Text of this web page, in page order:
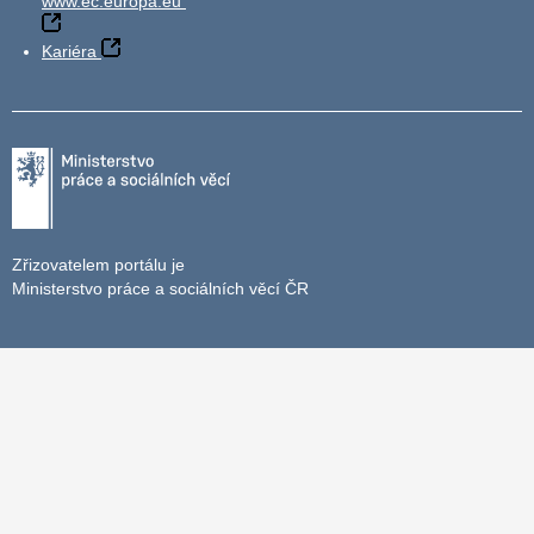
Kariéra
Zřizovatelem portálu je
Ministerstvo práce a sociálních věcí ČR